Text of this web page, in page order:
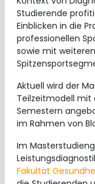
Studierende
Einblicken in die
professionellen
sowie mit
Aktuell wird der
Teilzeitmodell mit
Semestern
im Rahmen von
Im
Fakultät